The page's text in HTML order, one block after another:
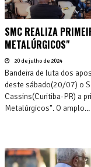
SMC REALIZA
METALÚRGICOS"
20 de julho de 2024
Bandeira de luta dos
deste sábado(20/07) o
Cassins(Curitiba-PR) a
Metalúrgicos". O amplo...